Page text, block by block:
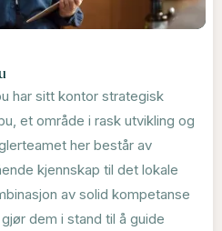
har sitt kontor strategisk
et område i rask utvikling og
her består av
kjennskap til det lokale
av solid kompetanse
dem i stand til å guide